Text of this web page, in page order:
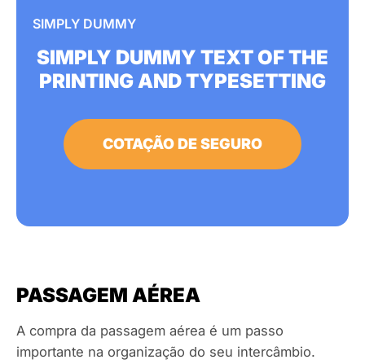
SIMPLY DUMMY
SIMPLY DUMMY TEXT OF THE
PRINTING AND TYPESETTING
COTAÇÃO DE SEGURO
PASSAGEM AÉREA
A compra da passagem aérea é um passo
importante na organização do seu intercâmbio.